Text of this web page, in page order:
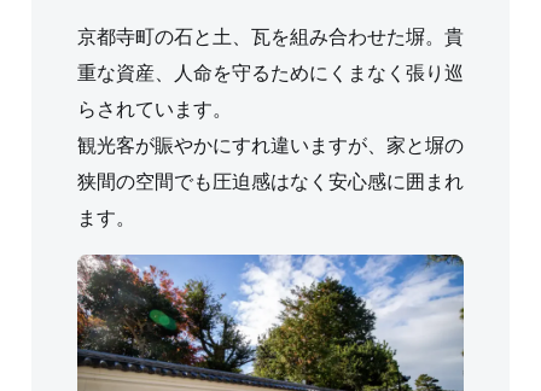
京都寺町の石と土、瓦を組み合わせた塀。貴
重な資産、人命を守るためにくまなく張り巡
らされています。
観光客が賑やかにすれ違いますが、家と塀の
狭間の空間でも圧迫感はなく安心感に囲まれ
ます。